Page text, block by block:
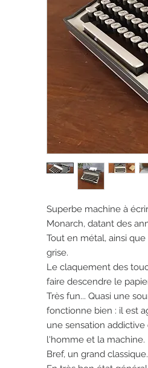
Superbe machine à
Monarch, datant des
Tout en métal, ainsi
grise.
Le claquement des
faire descendre le
Très fun... Quasi une
fonctionne bien : il est
une sensation
l'homme et la machine.
Bref, un grand classique.